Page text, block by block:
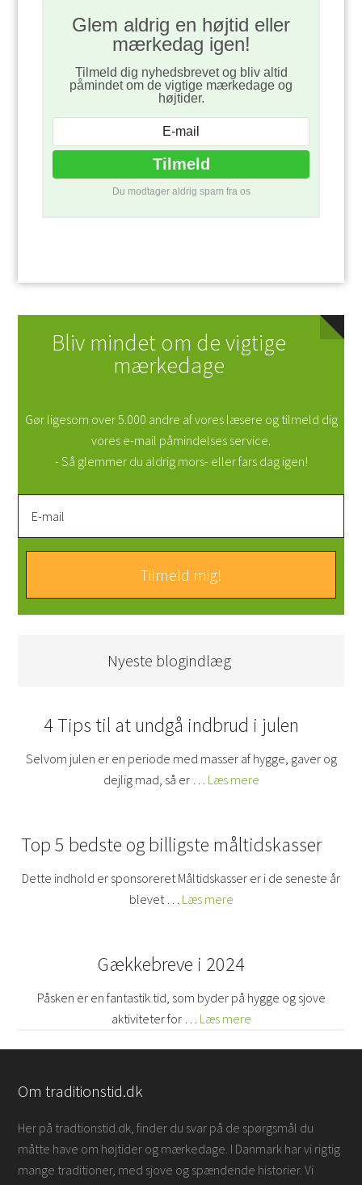
Glem aldrig en højtid eller
mærkedag igen!
Tilmeld dig nyhedsbrevet og bliv altid
påmindet om de vigtige mærkedage og
højtider.
Du modtager aldrig spam fra os
Bliv mindet om de vigtige
mærkedage
Gør ligesom over 5.000 andre af vores læsere og tilmeld dig
vores e-mail påmindelses service.
- Så glemmer du aldrig mors- eller fars dag igen!
Nyeste blogindlæg
4 Tips til at undgå indbrud i julen
Selvom julen er en periode med masser af hygge, gaver og
dejlig mad, så er … Læs mere
Top 5 bedste og billigste måltidskasser
Dette indhold er sponsoreret Måltidskasser er i de seneste år
blevet … Læs mere
Gækkebreve i 2024
Påsken er en fantastik tid, som byder på hygge og sjove
aktiviteter for … Læs mere
Om traditionstid.dk
Her på tradtionstid.dk, finder du svar på de spørgsmål du
måtte have om højtider og mærkedage. I Danmark har vi rigtig
mange traditioner, med sjove og spændende historier. Vi